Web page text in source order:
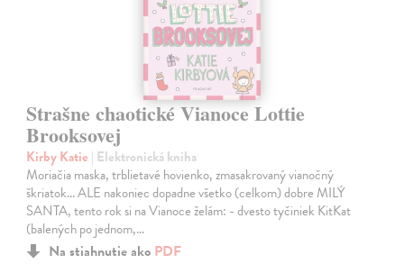
Strašne chaotické Vianoce Lottie
Brooksovej
Kirby Katie | Elektronická kniha
Moriačia maska, trblietavé hovienko, zmasakrovaný vianočný
škriatok... ALE nakoniec dopadne všetko (celkom) dobre MILÝ
SANTA, tento rok si na Vianoce želám: - dvesto tyčiniek KitKat
(balených po jednom,…
Na stiahnutie ako PDF